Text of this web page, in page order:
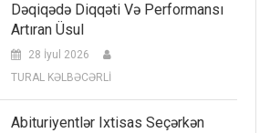
Dəqiqədə Diqqəti Və Performansı
Artıran Üsul
28 İyul 2026
TURAL KƏLBƏCƏRLİ
Abituriyentlər Ixtisas Seçərkən